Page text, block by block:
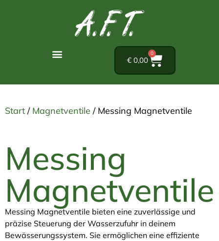
€ 0,00
0
Start / Magnetventile / Messing Magnetventile
Messing
Magnetventile
Messing Magnetventile bieten eine zuverlässige und
präzise Steuerung der Wasserzufuhr in deinem
Bewässerungssystem. Sie ermöglichen eine effiziente